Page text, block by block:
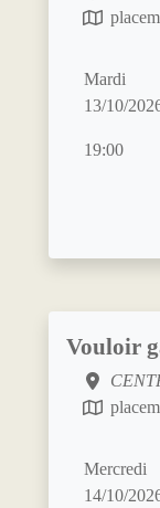
Mardi
13/10/
19:00
Vouloir
Mercredi
14/10/